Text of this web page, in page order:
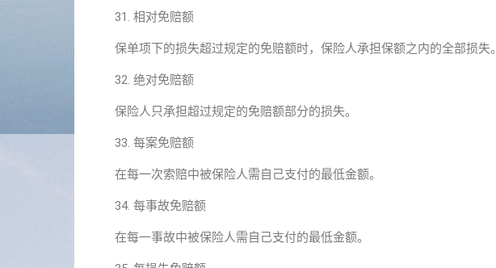
31. 相对免赔额
保单项下的损失超过规定的免赔额时，保险人承担保额之内的全部损失。
32. 绝对免赔额
保险人只承担超过规定的免赔额部分的损失。
33. 每案免赔额
在每一次索赔中被保险人需自己支付的最低金额。
34. 每事故免赔额
在每一事故中被保险人需自己支付的最低金额。